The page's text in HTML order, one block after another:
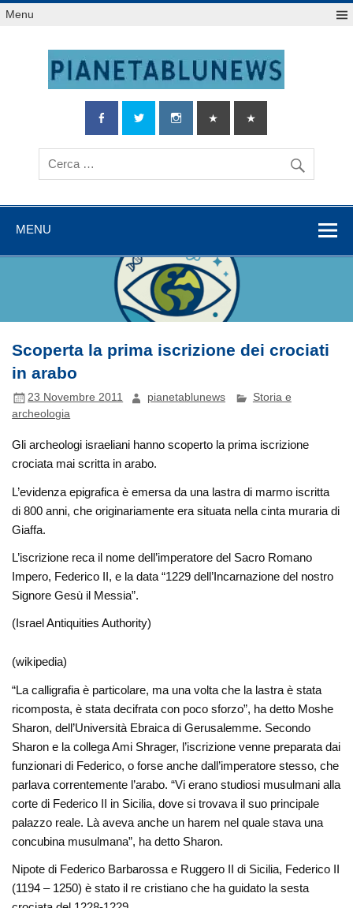
Salta
alMenu
MENU
Scoperta la prima iscrizione dei crociati
in arabo
23 Novembre 2011 pianetablunews
Storia e
archeologia
Gli archeologi israeliani hanno scoperto la prima iscrizione
crociata mai scritta in arabo.
L’evidenza epigrafica è emersa da una lastra di marmo iscritta
di 800 anni, che originariamente era situata nella cinta muraria di
Giaffa.
L’iscrizione reca il nome dell’imperatore del Sacro Romano
Impero, Federico II, e la data “1229 dell’Incarnazione del nostro
Signore Gesù il Messia”.
(Israel Antiquities Authority)
(wikipedia)
“La calligrafia è particolare, ma una volta che la lastra è stata
ricomposta, è stata decifrata con poco sforzo”, ha detto Moshe
Sharon, dell’Università Ebraica di Gerusalemme. Secondo
Sharon e la collega Ami Shrager, l’iscrizione venne preparata dai
funzionari di Federico, o forse anche dall’imperatore stesso, che
parlava correntemente l’arabo. “Vi erano studiosi musulmani alla
corte di Federico II in Sicilia, dove si trovava il suo principale
palazzo reale. Là aveva anche un harem nel quale stava una
concubina musulmana”, ha detto Sharon.
Nipote di Federico Barbarossa e Ruggero II di Sicilia, Federico II
(1194 – 1250) è stato il re cristiano che ha guidato la sesta